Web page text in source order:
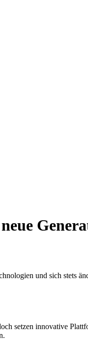
und sich stets
setzen innovative